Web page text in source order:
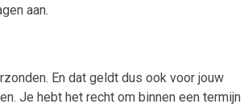
aan.
En dat geldt dus ook voor jouw
Je hebt het recht om binnen een termijn